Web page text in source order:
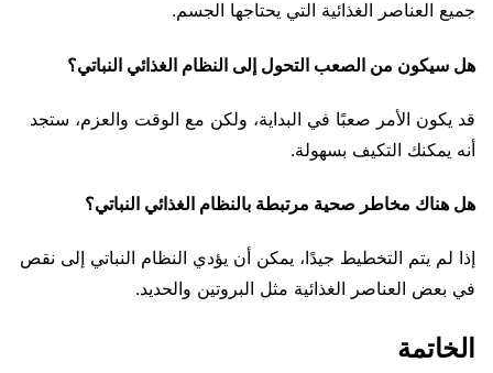
جميع العناصر الغذائية التي يحتاجها الجسم.
هل سيكون من الصعب التحول إلى النظام الغذائي النباتي؟
قد يكون الأمر صعبًا في البداية، ولكن مع الوقت والعزم، ستجد
أنه يمكنك التكيف بسهولة.
هل هناك مخاطر صحية مرتبطة بالنظام الغذائي النباتي؟
إذا لم يتم التخطيط جيدًا، يمكن أن يؤدي النظام النباتي إلى نقص
في بعض العناصر الغذائية مثل البروتين والحديد.
الخاتمة